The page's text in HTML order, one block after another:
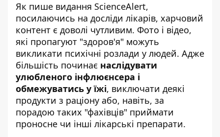
Як пише видання ScienceAlert,
посилаючись на досліди лікарів, харчовий
контент є доволі чутливим. Фото і відео,
які пропагуют "здоров'я" можуть
викликати психічні розлади у людей. Адже
більшість починає наслідувати
улюбленого інфлюєнсера і
обмежуватись у їжі, виключати деякі
продукти з раціону або, навіть, за
порадою таких "фахівців" приймати
проносне чи інші лікарські препарати.